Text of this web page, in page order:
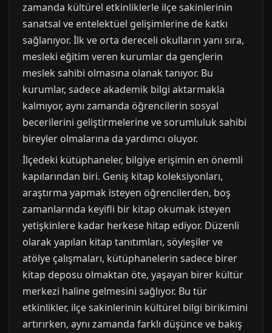
zamanda kültürel etkinliklerle ilçe sakinlerinin
sanatsal ve entelektüel gelişimlerine de katkı
sağlanıyor. İlk ve orta dereceli okulların yanı sıra,
mesleki eğitim veren kurumlar da gençlerin
meslek sahibi olmasına olanak tanıyor. Bu
kurumlar, sadece akademik bilgi aktarmakla
kalmıyor, aynı zamanda öğrencilerin sosyal
becerilerini geliştirmelerine ve sorumluluk sahibi
bireyler olmalarına da yardımcı oluyor.
İlçedeki kütüphaneler, bilgiye erişimin en önemli
kapılarından biri. Geniş kitap koleksiyonları,
araştırma yapmak isteyen öğrencilerden, boş
zamanlarında keyifli bir kitap okumak isteyen
yetişkinlere kadar herkese hitap ediyor. Düzenli
olarak yapılan kitap tanıtımları, söyleşiler ve
atölye çalışmaları, kütüphanelerin sadece birer
kitap deposu olmaktan öte, yaşayan birer kültür
merkezi haline gelmesini sağlıyor. Bu tür
etkinlikler, ilçe sakinlerinin kültürel bilgi birikimini
artırırken, aynı zamanda farklı düşünce ve bakış